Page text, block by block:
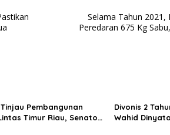
Selama Tahun 2021,
Peredaran 675 Kg
Tinjau Pembangunan
Timur Riau, Senator
Divonis 2
Wahid